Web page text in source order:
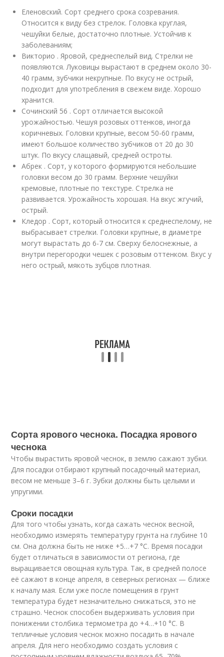
Еленовский. Сорт среднего срока созревания.
Относится к виду без стрелок. Головка круглая,
чешуйки белые, достаточно плотные. Устойчив к
заболеваниям;
Викторио . Яровой, среднеспелый вид. Стрелки не
появляются. Луковицы вырастают в среднем около 30-
40 грамм, зубчики некрупные. По вкусу не острый,
подходит для употребления в свежем виде. Хорошо
хранится.
Сочинский 56 . Сорт отличается высокой
урожайностью. Чешуя розовых оттенков, иногда
коричневых. Головки крупные, весом 50-60 грамм,
имеют большое количество зубчиков от 20 до 30
штук. По вкусу слащавый, средней остроты.
Абрек . Сорт, у которого формируются небольшие
головки весом до 30 грамм. Верхние чешуйки
кремовые, плотные по текстуре. Стрелка не
развивается. Урожайность хорошая. На вкус жгучий,
острый.
Кледор . Сорт, который относится к среднеспелому, не
выбрасывает стрелки. Головки крупные, в диаметре
могут вырастать до 6-7 см. Сверху белоснежные, а
внутри перегородки чешек с розовым оттенком. Вкус у
него острый, мякоть зубцов плотная.
Сорта ярового чеснока. Посадка ярового
чеснока
Чтобы вырастить яровой чеснок, в землю сажают зубки.
Для посадки отбирают крупный посадочный материал,
весом не меньше 3–6 г. Зубки должны быть целыми и
упругими.
Сроки посадки
Для того чтобы узнать, когда сажать чеснок весной,
необходимо измерять температуру грунта на глубине 10
см. Она должна быть не ниже +5…+7 °С. Время посадки
будет отличаться в зависимости от региона, где
выращивается овощная культура. Так, в средней полосе
её сажают в конце апреля, в северных регионах — ближе
к началу мая. Если уже после помещения в грунт
температура будет незначительно снижаться, это не
страшно. Чеснок способен выдерживать условия при
понижении столбика термометра до +4…+10 °С. В
тепличные условия чеснок можно посадить в начале
апреля. Для него необходимо создать условия с